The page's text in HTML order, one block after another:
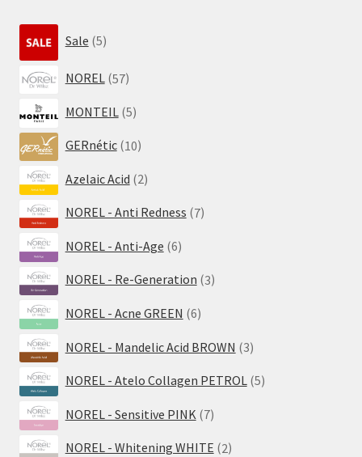
Sale 5
5
Produkte
NOREL 5757
MONTEIL 55
GERnétic 1010
Azelaic Acid 22
NOREL - Anti Redness 77
NOREL - Anti-Age 66
NOREL - Re-Generation 33
NOREL - Acne GREEN 66
NOREL - Mandelic Acid BROWN 33
NOREL - Atelo Collagen PETROL 55
NOREL - Sensitive PINK 77
NOREL - Whitening WHITE 22